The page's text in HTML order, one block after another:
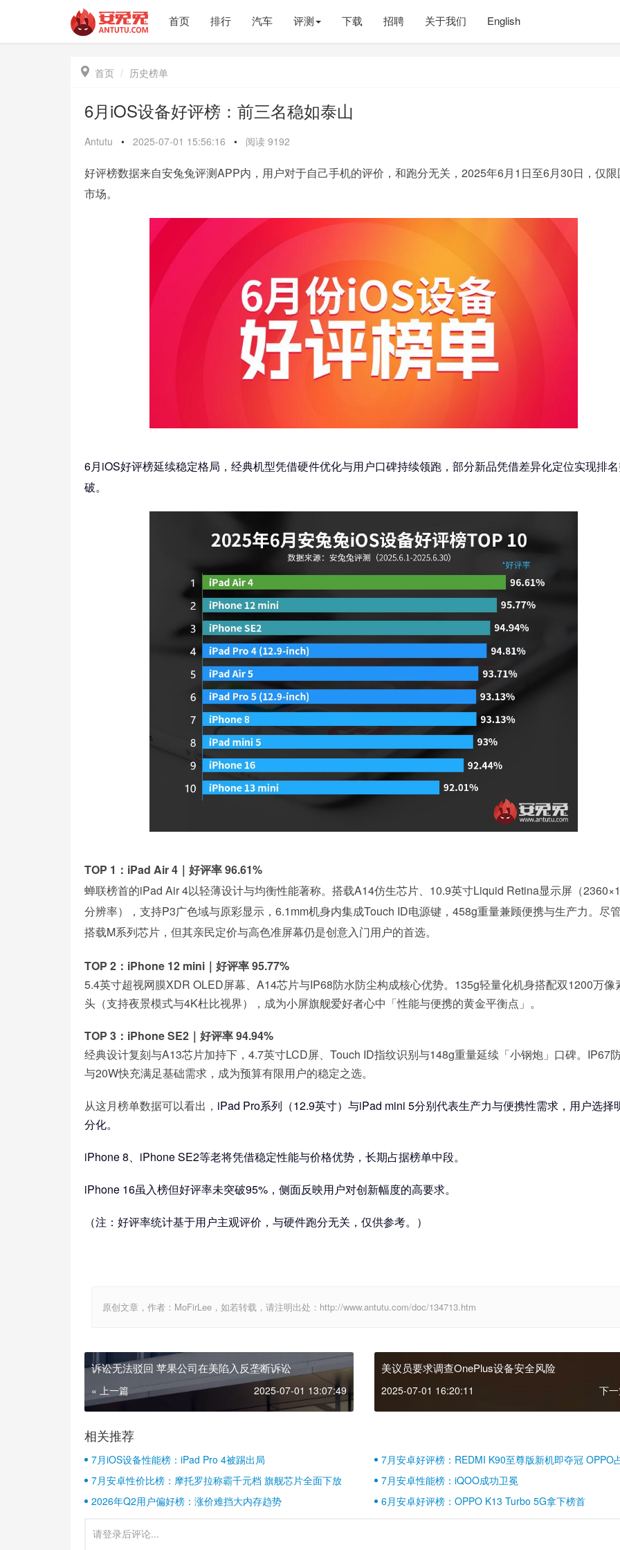
首页 排行 汽车 评测 下载 招聘 关于我们 English
 首页 历史榜单
6月iOS设备好评榜：前三名稳如泰山
Antutu • 2025-07-01 15:56:16 • 阅读 9192
好评榜数据来自安兔兔评测APP内，用户对于自己手机的评价，和跑分无关，2025年6月1日至6月30日，仅限
市场。
6月iOS好评榜延续稳定格局，经典机型凭借硬件优化与用户口碑持续领跑，部分新品凭借差异化定位实现排
破。
TOP 1：iPad Air 4｜好评率 96.61%
蝉联榜首的iPad Air 4以轻薄设计与均衡性能著称。搭载A14仿生芯片、10.9英寸Liquid Retina显示屏（
分辨率），支持P3广色域与原彩显示，6.1mm机身内集成Touch ID电源键，458g重量兼顾便携与生产力。尽
搭载M系列芯片，但其亲民定价与高色准屏幕仍是创意入门用户的首选。
TOP 2：iPhone 12 mini｜好评率 95.77%
5.4英寸超视网膜XDR OLED屏幕、A14芯片与IP68防水防尘构成核心优势。135g轻量化机身搭配双1200万像
头（支持夜景模式与4K杜比视界），成为小屏旗舰爱好者心中「性能与便携的黄金平衡点」。
TOP 3：iPhone SE2｜好评率 94.94%
经典设计复刻与A13芯片加持下，4.7英寸LCD屏、Touch ID指纹识别与148g重量延续「小钢炮」口碑。IP67
与20W快充满足基础需求，成为预算有限用户的稳定之选。
从这月榜单数据可以看出， iPad Pro系列（12.9英寸）与iPad mini 5分别代表生产力与便携性需求，用户选择
分化。
iPhone 8、iPhone SE2等老将凭借稳定性能与价格优势，长期占据榜单中段。
iPhone 16虽入榜但好评率未突破95%，侧面反映用户对创新幅度的高要求。
（注：好评率统计基于用户主观评价，与硬件跑分无关，仅供参考。）
原创文章，作者：MoFirLee，如若转载，请注明出处：http://www.antutu.com/doc/134713.htm
诉讼无法驳回 苹果公司在美陷入反垄断诉讼
« 上一篇 2025-07-01 13:07:49
美议员要求调查OnePlus设备安全风险
2025-07-01 16:20:11 下
相关推荐
7月iOS设备性能榜：iPad Pro 4被踢出局
7月安卓好评榜：REDMI K90至尊版新机即夺冠 OPPO
壁江山
7月安卓性价比榜：摩托罗拉称霸千元档 旗舰芯片全面下放
7月安卓性能榜：iQOO成功卫冕
2026年Q2用户偏好榜：涨价难挡大内存趋势
6月安卓好评榜：OPPO K13 Turbo 5G拿下榜首